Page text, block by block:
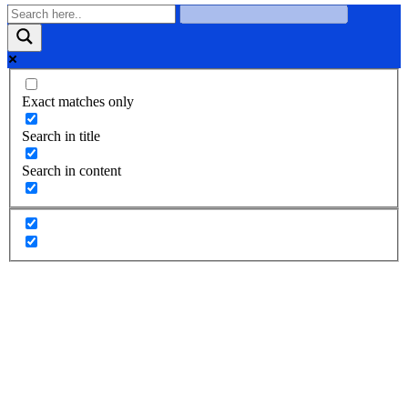
Exact matches only
Search in title
Search in content